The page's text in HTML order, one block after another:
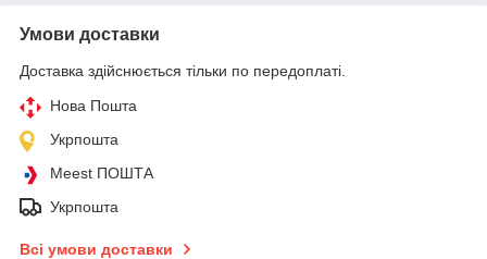
Умови доставки
Доставка здійснюється тільки по передоплаті.
Нова Пошта
Укрпошта
Meest ПОШТА
Укрпошта
Всі умови доставки